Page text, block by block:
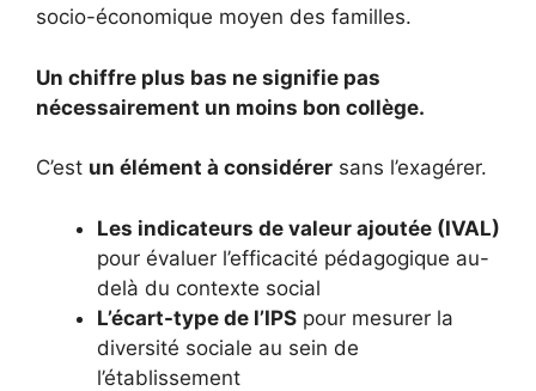
socio-économique moyen des familles.
Un chiffre plus bas ne signifie pas
nécessairement un moins bon collège.
C’est un élément à considérer sans l’exagérer.
Les indicateurs de valeur ajoutée (IVAL)
pour évaluer l’efficacité pédagogique au-
delà du contexte social
L’écart-type de l’IPS pour mesurer la
diversité sociale au sein de
l’établissement